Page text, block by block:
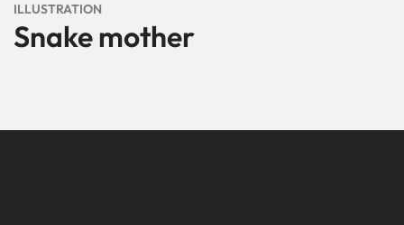
ILLUSTRATION
Snake mother